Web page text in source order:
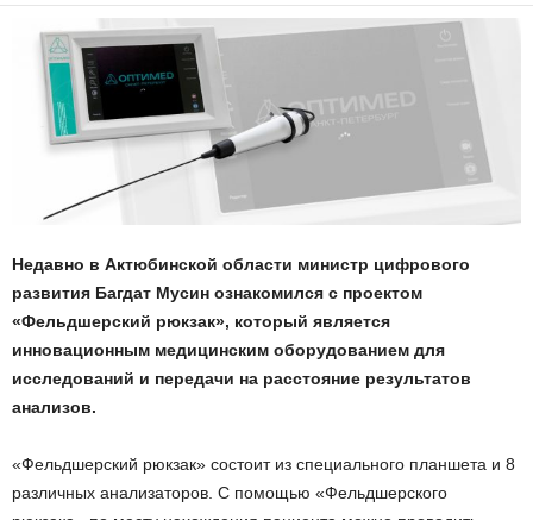
Недавно в Актюбинской области министр цифрового
развития Багдат Мусин ознакомился с проектом
«Фельдшерский рюкзак», который является
инновационным медицинским оборудованием для
исследований и передачи на расстояние результатов
анализов.
«Фельдшерский рюкзак» состоит из специального планшета и 8
различных анализаторов. С помощью «Фельдшерского